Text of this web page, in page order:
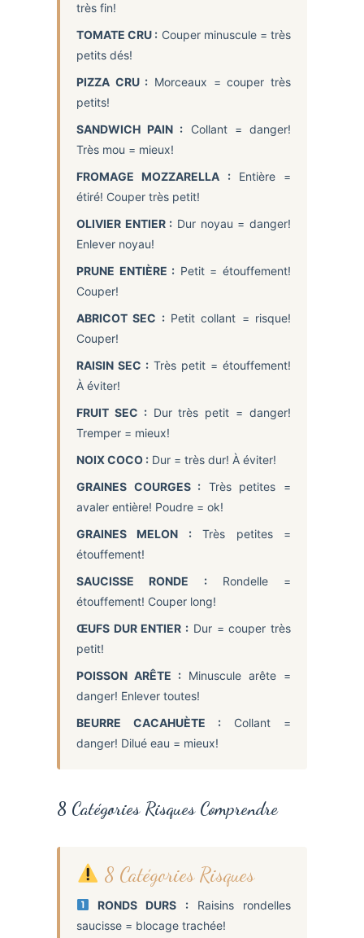
très fin!
TOMATE CRU : Couper minuscule = très
petits dés!
PIZZA CRU : Morceaux = couper très
petits!
SANDWICH PAIN : Collant = danger!
Très mou = mieux!
FROMAGE MOZZARELLA :Entière =
étiré! Couper très petit!
OLIVIER ENTIER : Dur noyau = danger!
Enlever noyau!
PRUNE ENTIÈRE : Petit = étouffement!
Couper!
ABRICOT SEC :Petit collant = risque!
Couper!
RAISIN SEC : Très petit = étouffement!
À éviter!
FRUIT SEC :Dur très petit = danger!
Tremper = mieux!
NOIX COCO : Dur = très dur! À éviter!
GRAINES COURGES : Très petites =
avaler entière! Poudre = ok!
GRAINES MELON :Très petites =
étouffement!
SAUCISSE RONDE :Rondelle =
étouffement! Couper long!
ŒUFS DUR ENTIER : Dur = couper très
petit!
POISSON ARÊTE : Minuscule arête =
danger! Enlever toutes!
BEURRE CACAHUÈTE : Collant =
danger! Dilué eau = mieux!
8 Catégories Risques Comprendre
8 Catégories Risques
RONDS DURS :Raisins rondelles
saucisse = blocage trachée!